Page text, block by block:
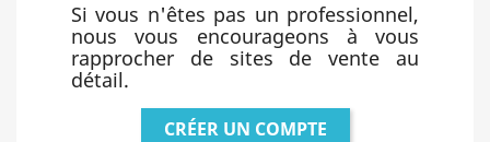
Si vous n'êtes pas un professionnel,
nous vous encourageons à vous
rapprocher de sites de vente au
détail.
CRÉER UN COMPTE